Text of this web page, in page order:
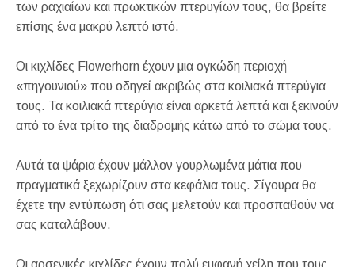
των ραχιαίων και πρωκτικών πτερυγίων τους, θα βρείτε
επίσης ένα μακρύ λεπτό ιστό.
Οι κιχλίδες Flowerhorn έχουν μια ογκώδη περιοχή
«πηγουνιού» που οδηγεί ακριβώς στα κοιλιακά πτερύγια
τους. Τα κοιλιακά πτερύγια είναι αρκετά λεπτά και ξεκινούν
από το ένα τρίτο της διαδρομής κάτω από το σώμα τους.
Αυτά τα ψάρια έχουν μάλλον γουρλωμένα μάτια που
πραγματικά ξεχωρίζουν στα κεφάλια τους. Σίγουρα θα
έχετε την εντύπωση ότι σας μελετούν και προσπαθούν να
σας καταλάβουν.
Οι αρσενικές κιχλίδες έχουν πολύ εμφανή χείλη που τους